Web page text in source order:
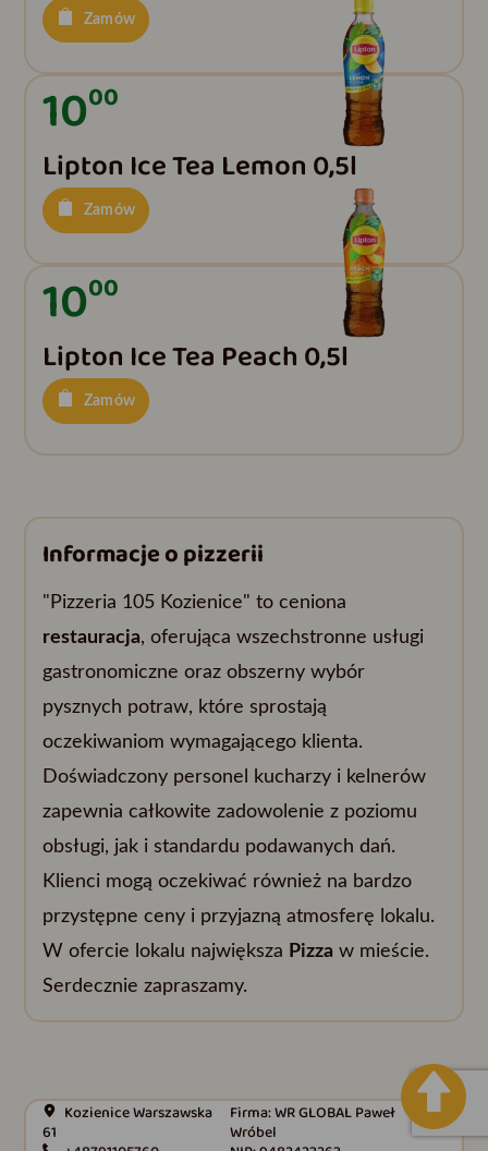
Zamów
1000
Lipton Ice Tea Lemon 0,5l
Zamów
1000
Lipton Ice Tea Peach 0,5l
Zamów
Informacje o pizzerii
"Pizzeria 105 Kozienice" to ceniona
restauracja, oferująca wszechstronne usługi
gastronomiczne oraz obszerny wybór
pysznych potraw, które sprostają
oczekiwaniom wymagającego klienta.
Doświadczony personel kucharzy i kelnerów
zapewnia całkowite zadowolenie z poziomu
obsługi, jak i standardu podawanych dań.
Klienci mogą oczekiwać również na bardzo
przystępne ceny i przyjazną atmosferę lokalu.
W ofercie lokalu największa Pizza w mieście.
Serdecznie zapraszamy.
Kozienice Warszawska
61
Firma: WR GLOBAL Paweł
Wróbel